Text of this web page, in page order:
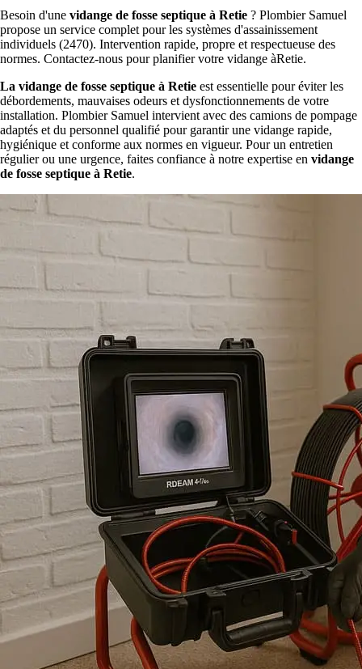
Besoin d'une vidange de fosse septique à Retie ? Plombier Samuel
propose un service complet pour les systèmes d'assainissement
individuels (2470). Intervention rapide, propre et respectueuse des
normes. Contactez-nous pour planifier votre vidange àRetie.
La vidange de fosse septique à Retie est essentielle pour éviter les
débordements, mauvaises odeurs et dysfonctionnements de votre
installation. Plombier Samuel intervient avec des camions de pompage
adaptés et du personnel qualifié pour garantir une vidange rapide,
hygiénique et conforme aux normes en vigueur. Pour un entretien
régulier ou une urgence, faites confiance à notre expertise en vidange
de fosse septique à Retie.